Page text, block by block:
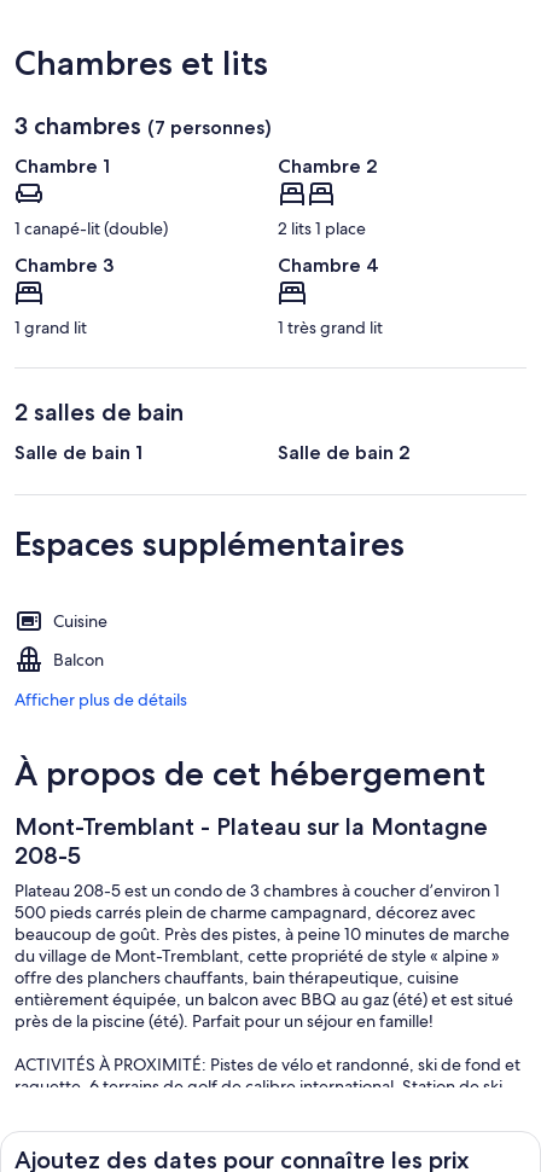
international
de
Chambres et lits
3 chambres (7 personnes)
Chambre 1
1 canapé-lit (double)
Chambre 2
2 lits 1 place
Chambre 3
1 grand lit
Chambre 4
1 très grand lit
2 salles de bain
Salle de bain 1 Salle de bain 2
Espaces supplémentaires
Cuisine
Balcon
Afficher plus de détails
À propos de cet hébergement
Mont-Tremblant - Plateau sur la Montagne
208-5
Plateau 208-5 est un condo de 3 chambres à coucher d’environ 1
500 pieds carrés plein de charme campagnard, décorez avec
beaucoup de goût. Près des pistes, à peine 10 minutes de marche
du village de Mont-Tremblant, cette propriété de style « alpine »
offre des planchers chauffants, bain thérapeutique, cuisine
entièrement équipée, un balcon avec BBQ au gaz (été) et est situé
près de la piscine (été). Parfait pour un séjour en famille!
ACTIVITÉS À PROXIMITÉ: Pistes de vélo et randonné, ski de fond et
raquette, 6 terrains de golf de calibre international, Station de ski
peuvent s'appliquer.
Ajoutez des dates pour connaître les prix